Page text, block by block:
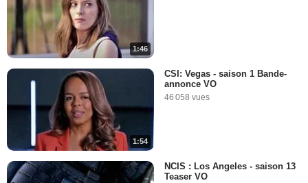
1:46
1:54
CSI: Vegas - saison 1 Bande-
annonce VO
46 058 vues
NCIS : Los Angeles - saison 13
Teaser VO